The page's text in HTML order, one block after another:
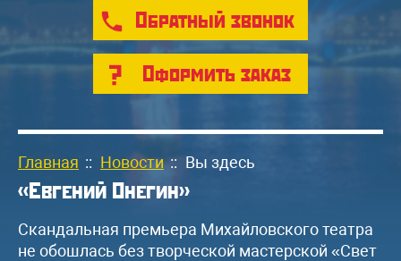
Обратный звонок
Оформить заказ
Главная :: Новости :: Вы здесь
«Евгений Онегин»
Скандальная премьера Михайловского театра
не обошлась без творческой мастерской «Свет